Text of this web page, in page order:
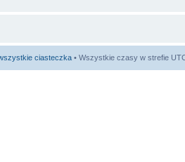
ciasteczka • Wszystkie czasy w strefie